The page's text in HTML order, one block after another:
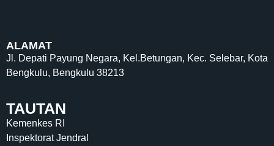
ALAMAT
Jl. Depati Payung Negara, Kel.Betungan, Kec. Selebar, Kota
Bengkulu, Bengkulu 38213
TAUTAN
Kemenkes RI
Inspektorat Jendral